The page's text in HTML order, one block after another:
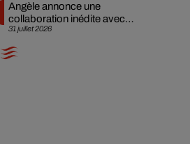
31 juillet 2026
Angèle annonce une
collaboration inédite avec
Amelie Lens